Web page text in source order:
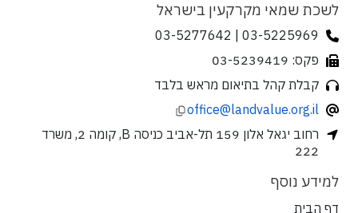
לשכת שמאי מקרקעין בישראל
03-5225969 | 03-5277642
פקס: 03-5239419
קבלת קהל בתיאום מראש בלבד
office@landvalue.org.il
רחוב יגאל אלון 159 תל-אביב כניסה B, קומה 2, משרד
222
למידע נוסף
דף הבית